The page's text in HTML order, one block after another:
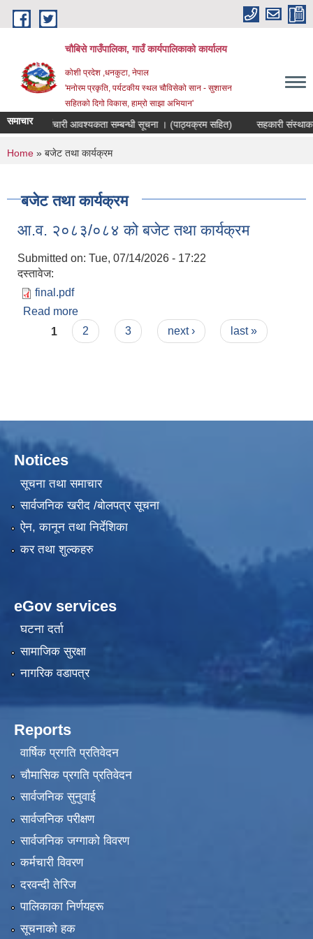
Skip to main content
चौबिसे गाउँपालिका, गाउँ कार्यपालिकाको कार्यालय
कोशी प्रदेश ,धनकुटा, नेपाल
'मनोरम प्रकृति, पर्यटकीय स्थल चौविसेको सान - सुशासन
सहितको दिगो विकास, हाम्रो साझा अभियान'
समाचार
पदमा कर्मचारी आवश्यकता सम्बन्धी सूचना । (पाठ्यक्रम सहित) सहकारी
You are here
Home » बजेट तथा कार्यक्रम
बजेट तथा कार्यक्रम
आ.व. २०८३/०८४ को बजेट तथा कार्यक्रम
Submitted on: Tue, 07/14/2026 - 17:22
दस्तावेज:
final.pdf
Read more
Pages
1 2 3 next › last »
Notices
सूचना तथा समाचार
सार्वजनिक खरीद /बोलपत्र सूचना
ऐन, कानून तथा निर्देशिका
कर तथा शुल्कहरु
eGov services
घटना दर्ता
सामाजिक सुरक्षा
नागरिक वडापत्र
Reports
वार्षिक प्रगति प्रतिवेदन
चौमासिक प्रगति प्रतिवेदन
सार्वजनिक सुनुवाई
सार्वजनिक परीक्षण
सार्वजनिक जग्गाको विवरण
कर्मचारी विवरण
दरवन्दी तेरिज
पालिकाका निर्णयहरू
सूचनाको हक